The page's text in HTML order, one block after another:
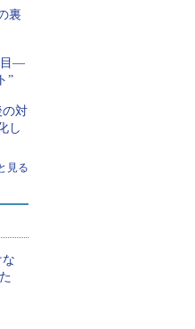
裏
目―
”
の対
し
見る
な